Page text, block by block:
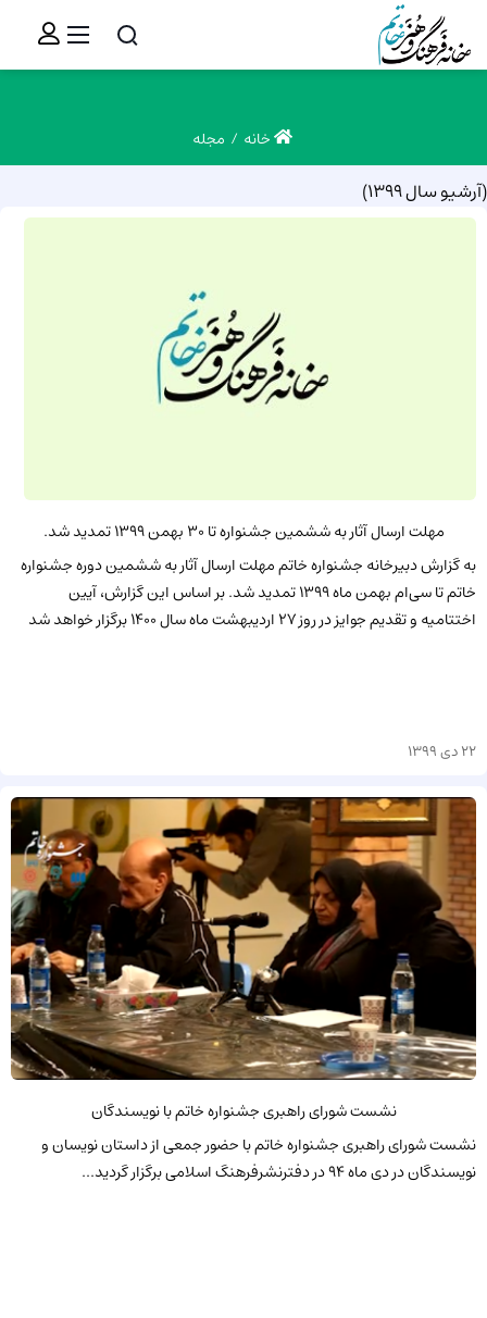
خانه مجله
(آرشیو سال 1399)
مهلت ارسال آثار به ششمین جشنواره تا 30 بهمن 1399 تمدید شد.
به گزارش دبیرخانه جشنواره خاتم مهلت ارسال آثار به ششمین دوره جشنواره
خاتم تا سی‌ام بهمن ماه 1399 تمدید شد. بر اساس این گزارش، آیین
اختتامیه و تقدیم جوایز در روز 27 اردیبهشت ماه سال 1400 برگزار خواهد شد
22 دی 1399
نشست شورای راهبری جشنواره خاتم با نویسندگان
نشست شورای راهبری جشنواره خاتم با حضور جمعی از داستان نویسان و
نویسندگان در دی ماه 94 در دفترنشرفرهنگ اسلامی برگزار گردید...